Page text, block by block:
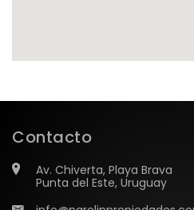
Contacto
Av. Chiverta, Playa Brava
Punta del Este, Uruguay